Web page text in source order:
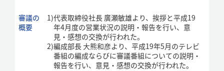
審議の
概要
1)代表取締役社長 廣瀬敏雄より、挨拶と平成19
年4月度の営業状況の説明・報告を行い、意
見・感想の交換が行われた。
2)編成部長 大熊和彦より、平成19年5月のテレビ
番組の編成ならびに審議番組についての説明・
報告を行い、意見・感想の交換が行われた。